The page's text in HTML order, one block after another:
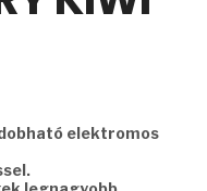
elektromos